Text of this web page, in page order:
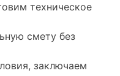
техническое
смету без
заключаем